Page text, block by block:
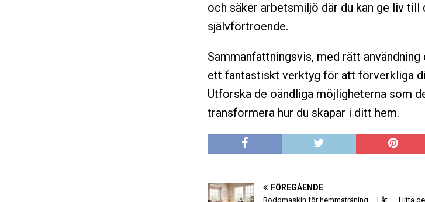
och säker arbetsmiljö där du kan ge liv till
självförtroende.
Sammanfattningsvis, med rätt
ett fantastiskt verktyg för att förverkliga
Utforska de oändliga möjligheterna som
transformera hur du skapar i ditt hem.
FÖREGÅENDE
Roddmaskin för hemmaträning – Låt
Hitta